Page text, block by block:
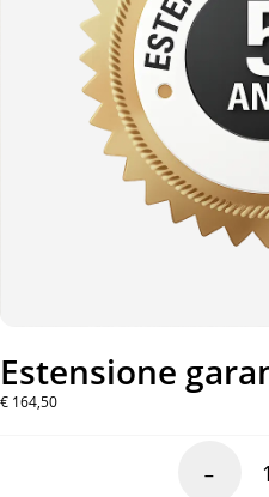
Supporto
Estensione
€ 164,50
-
Estensione